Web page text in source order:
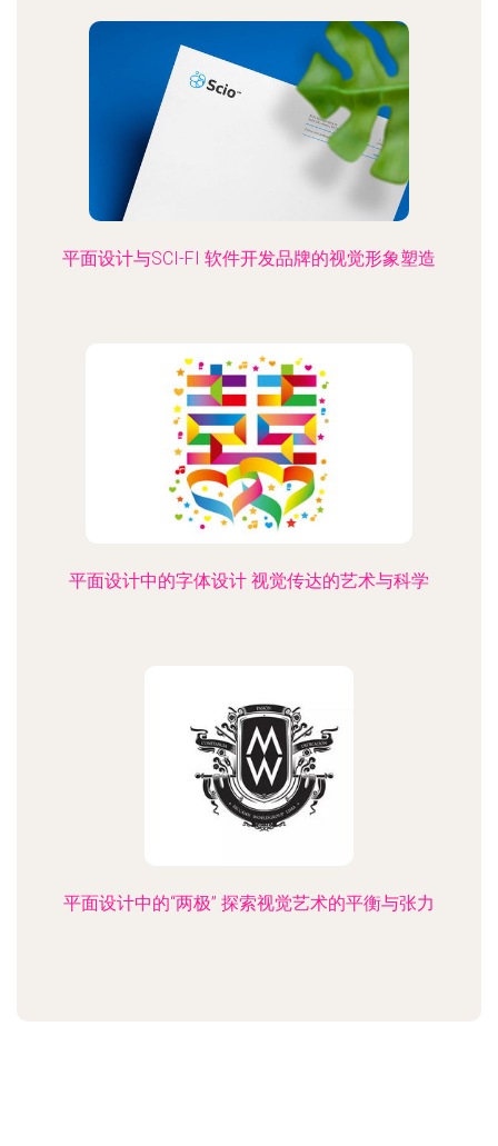
平面设计与SCI-FI 软件开发品牌的视觉形象塑造
平面设计中的字体设计 视觉传达的艺术与科学
平面设计中的“两极” 探索视觉艺术的平衡与张力